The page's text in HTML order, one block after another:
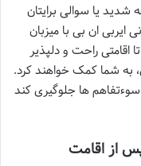
یا سوالی برایتان
ان بی با میزبان
اقامتی راحت و دلپذیر
به شما کمک خواهند کرد.
ها جلوگیری کند